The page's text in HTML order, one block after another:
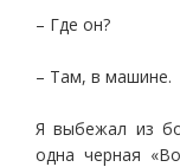
– Где он?
– Там, в машине.
Я выбежал из
одна черная